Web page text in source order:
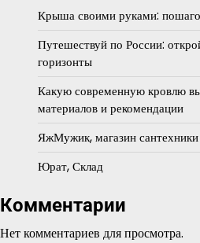
Крыша своими руками:
Путешествуй по России:
горизонты
Какую современную кровлю
материалов и рекомендации
ЯжМужик, магазин сантехники
Юрат, Склад
Комментарии
Нет комментариев для просмотра.